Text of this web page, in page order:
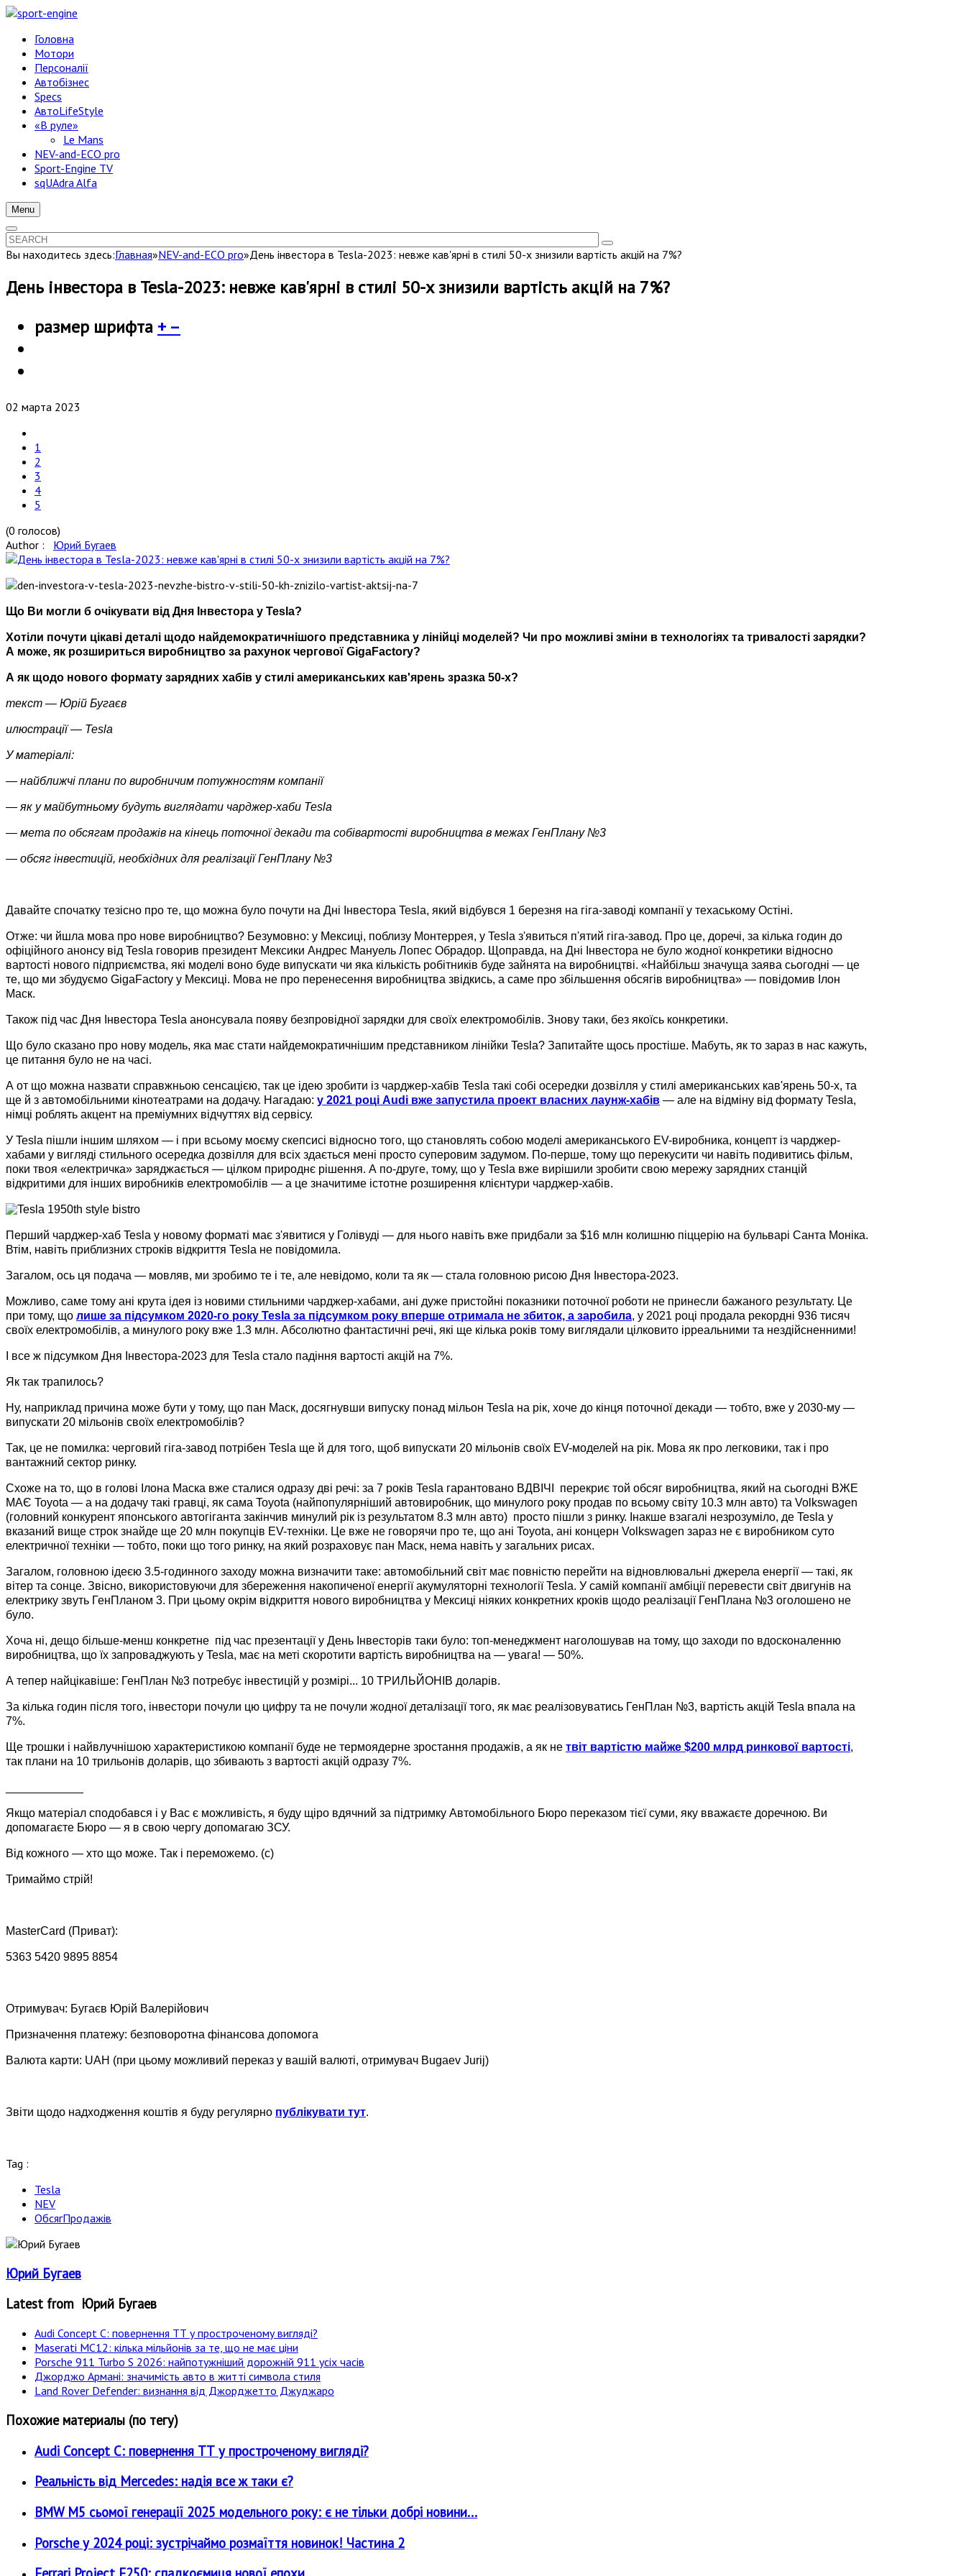
Головна
Мотори
Персоналії
Автобізнес
Specs
АвтоLifeStyle
«В руле»
Le Mans
NEV-and-ECO pro
Sport-Engine TV
sqUAdra Alfa
Menu
Вы находитесь здесь:Главная»NEV-and-ECO pro»День інвестора в Tesla-2023: невже кав'ярні в стилі 50-х знизили вартість акцій на 7%?
День інвестора в Tesla-2023: невже кав'ярні в стилі 50-х знизили вартість акцій на 7%?
размер шрифта + –
02 марта 2023
1
2
3
4
5
(0 голосов)
Author : Юрий Бугаев
Що Ви могли б очікувати від Дня Інвестора у Tesla?
Хотіли почути цікаві деталі щодо найдемократичнішого представника у лінійці моделей? Чи про можливі зміни в технологіях та тривалості зарядки?
А може, як розшириться виробництво за рахунок чергової GigaFactory?
А як щодо нового формату зарядних хабів у стилі американських кав'ярень зразка 50-х?
текст — Юрій Бугаєв
илюстрації— Tesla
У матеріалі:
— найближчі плани по виробничим потужностям компанії
— як у майбутньому будуть виглядати чарджер-хаби Tesla
— мета по обсягам продажів на кінець поточної декади та собівартості виробництва в межах ГенПлану №3
— обсяг інвестицій, необхідних для реалізації ГенПлану №3
Давайте спочатку тезісно про те, що можна було почути на Дні Інвестора Tesla, який відбувся 1 березня на гіга-заводі компанії у техаському Остіні.
Отже: чи йшла мова про нове виробництво? Безумовно: у Мексиці, поблизу Монтеррея, у Tesla з'явиться п'ятий гіга-завод. Про це, доречі, за кілька годин до
офіційного анонсу від Tesla говорив президент Мексики Андрес Мануель Лопес Обрадор. Щоправда, на Дні Інвестора не було жодної конкретики відносно
вартості нового підприємства, які моделі воно буде випускати чи яка кількість робітників буде зайнята на виробництві. «Найбільш значуща заява сьогодні — це
те, що ми збудуємо GigaFactory у Мексиці. Мова не про перенесення виробництва звідкись, а саме про збільшення обсягів виробництва» — повідомив Ілон
Маск.
Також під час Дня Інвестора Tesla анонсувала появу безпровідної зарядки для своїх електромобілів. Знову таки, без якоїсь конкретики.
Що було сказано про нову модель, яка має стати найдемократичнішим представником лінійки Tesla? Запитайте щось простіше. Мабуть, як то зараз в нас кажуть,
це питання було не на часі.
А от що можна назвати справжньою сенсацією, так це ідею зробити із чарджер-хабів Tesla такі собі осередки дозвілля у стилі американських кав'ярень 50-х, та
ще й з автомобільними кінотеатрами на додачу. Нагадаю: у 2021 році Audi вже запустила проект власних лаунж-хабів — але на відміну від формату Tesla,
німці роблять акцент на преміумних відчуттях від сервісу.
У Tesla пішли іншим шляхом — і при всьому моєму скепсисі відносно того, що становлять собою моделі американського EV-виробника, концепт із чарджер-
хабами у вигляді стильного осередка дозвілля для всіх здається мені просто суперовим задумом. По-перше, тому що перекусити чи навіть подивитись фільм,
поки твоя «електричка» заряджається — цілком природнє рішення. А по-друге, тому, що у Tesla вже вирішили зробити свою мережу зарядних станцій
відкритими для інших виробників електромобілів — а це значитиме істотне розширення клієнтури чарджер-хабів.
Перший чарджер-хаб Tesla у новому форматі має з'явитися у Голівуді — для нього навіть вже придбали за $16 млн колишню піццерію на бульварі Санта Моніка.
Втім, навіть приблизних строків відкриття Tesla не повідомила.
Загалом, ось ця подача — мовляв, ми зробимо те і те, але невідомо, коли та як — стала головною рисою Дня Інвестора-2023.
Можливо, саме тому ані крута ідея із новими стильними чарджер-хабами, ані дуже пристойні показники поточної роботи не принесли бажаного результату. Це
при тому, що лише за підсумком 2020-го року Tesla за підсумком року вперше отримала не збиток, а заробила, у 2021 році продала рекордні 936 тисяч
своїх електромобілів, а минулого року вже 1.3 млн. Абсолютно фантастичні речі, які ще кілька років тому виглядали цілковито ірреальними та нездійсненними!
І все ж підсумком Дня Інвестора-2023 для Tesla стало падіння вартості акцій на 7%.
Як так трапилось?
Ну, наприклад причина може бути у тому, що пан Маск, досягнувши випуску понад мільон Tesla на рік, хоче до кінця поточної декади — тобто, вже у 2030-му —
випускати 20 мільонів своїх електромобілів?
Так, це не помилка: черговий гіга-завод потрібен Tesla ще й для того, щоб випускати 20 мільонів своїх EV-моделей на рік. Мова як про легковики, так і про
вантажний сектор ринку.
Схоже на то, що в голові Ілона Маска вже сталися одразу дві речі: за 7 років Tesla гарантовано ВДВІЧІ перекриє той обсяг виробництва, який на сьогодні ВЖЕ
МАЄ Toyota — а на додачу такі гравці, як сама Toyota (найпопулярніший автовиробник, що минулого року продав по всьому світу 10.3 млн авто) та Volkswagen
(головний конкурент японського автогіганта закінчив минулий рік із результатом 8.3 млн авто) просто пішли з ринку. Інакше взагалі незрозуміло, де Tesla у
вказаний вище строк знайде ще 20 млн покупців EV-техніки. Це вже не говорячи про те, що ані Toyota, ані концерн Volkswagen зараз не є виробником суто
електричної техніки — тобто, поки що того ринку, на який розраховує пан Маск, нема навіть у загальних рисах.
Загалом, головною ідеєю 3.5-годинного заходу можна визначити таке: автомобільний світ має повністю перейти на відновлювальні джерела енергії — такі, як
вітер та сонце. Звісно, використовуючи для збереження накопиченої енергії акумуляторні технології Tesla. У самій компанії амбіції перевести світ двигунів на
електрику звуть ГенПланом 3. При цьому окрім відкриття нового виробництва у Мексиці ніяких конкретних кроків щодо реалізації ГенПлана №3 оголошено не
було.
Хоча ні, дещо більше-менш конкретне під час презентації у День Інвесторів таки було: топ-менеджмент наголошував на тому, що заходи по вдосконаленню
виробництва, що їх запроваджують у Tesla, має на меті скоротити вартість виробництва на — увага! — 50%.
А тепер найцікавіше: ГенПлан №3 потребує інвестицій у розмірі... 10 ТРИЛЬЙОНІВ доларів.
За кілька годин після того, інвестори почули цю цифру та не почули жодної деталізації того, як має реалізовуватись ГенПлан №3, вартість акцій Tesla впала на
7%.
Ще трошки і найвлучнішою характеристикою компанії буде не термоядерне зростання продажів, а як не твіт вартістю майже $200 млрд ринкової вартості,
так плани на 10 трильонів доларів, що збивають з вартості акцій одразу 7%.
Якщо матеріал сподобався і у Вас є можливість, я буду щіро вдячний за підтримку Автомобільного Бюро переказом тієї суми, яку вважаєте доречною. Ви
допомагаєте Бюро — я в свою чергу допомагаю ЗСУ.
Від кожного — хто що може. Так і переможемо. (c)
Тримаймо стрій!
MasterCard (Приват):
5363 5420 9895 8854
Отримувач: Бугаєв Юрій Валерійович
Призначення платежу: безповоротна фінансова допомога
Валюта карти: UAH (при цьому можливий переказ у вашій валюті, отримувач Bugaev Jurij)
Звіти щодо надходження коштів я буду регулярно публікувати тут.
Tag :
Tesla
NEV
ОбсягПродажів
Юрий Бугаев
Latest from Юрий Бугаев
Audi Concept C: повернення ТТ у простроченому вигляді?
Maserati MC12: кілька мільйонів за те, що не має ціни
Porsche 911 Turbo S 2026: найпотужніший дорожній 911 усіх часів
Джорджо Армані: значимість авто в житті символа стиля
Land Rover Defender: визнання від Джорджетто Джуджаро
Похожие материалы (по тегу)
Audi Concept C: повернення ТТ у простроченому вигляді?
Реальність від Mercedes: надія все ж таки є?
BMW M5 сьомої генерації 2025 модельного року: є не тільки добрі новини...
Porsche у 2024 році: зустрічаймо розмаїття новинок! Частина 2